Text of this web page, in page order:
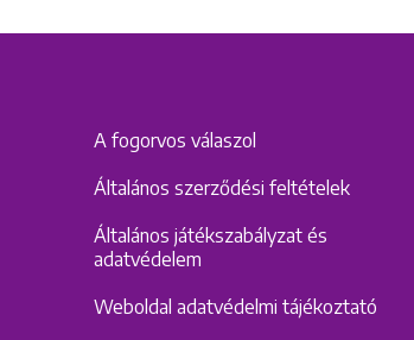
A fogorvos válaszol
Általános szerződési feltételek
Általános játékszabályzat és
adatvédelem
Weboldal adatvédelmi tájékoztató